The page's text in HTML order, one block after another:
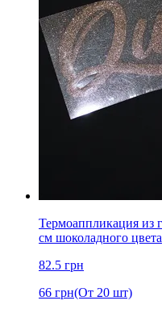
Термоаппликация из
см шоколадного цвета
82.5 грн
66 грн(От 20 шт)